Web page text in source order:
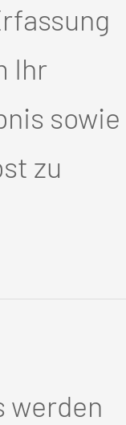
und
endete
Ideen,
Ihr
zu
werden